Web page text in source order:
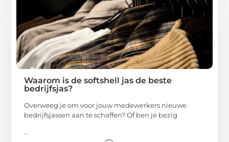
Waarom is de softshell jas de beste
bedrijfsjas?
Overweeg je om voor jouw medewerkers nieuwe
bedrijfsjassen aan te schaffen? Of ben je bezig
...